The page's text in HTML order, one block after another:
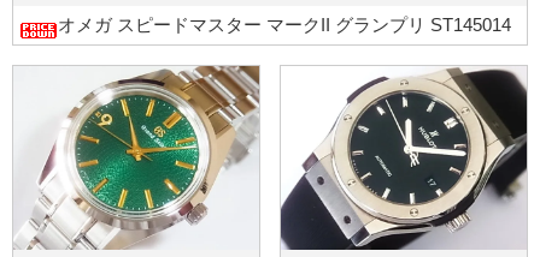
オメガ スピードマスター マークII グランプリ ST145014